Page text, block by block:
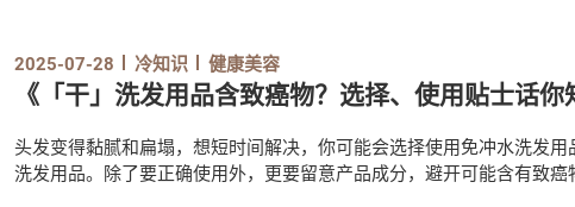
2025-07-28 冷知识 健康美容
《「干」洗发用品含致癌物？选择、使用贴士话你
头发变得黏腻和扁塌，想短时间解决，你可能会选择使用免冲水洗发
洗发用品。除了要正确使用外，更要留意产品成分，避开可能含有致癌